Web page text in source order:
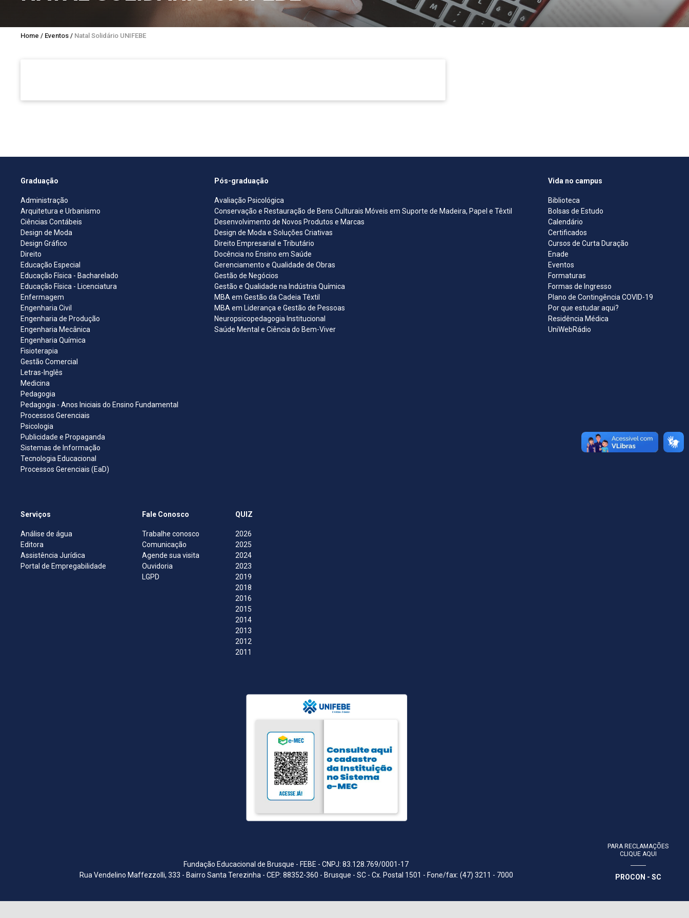
Home / Eventos / Natal Solidário UNIFEBE
Graduação
Administração
Arquitetura e Urbanismo
Ciências Contábeis
Design de Moda
Design Gráfico
Direito
Educação Especial
Educação Física - Bacharelado
Educação Física - Licenciatura
Enfermagem
Engenharia Civil
Engenharia de Produção
Engenharia Mecânica
Engenharia Química
Fisioterapia
Gestão Comercial
Letras-Inglês
Medicina
Pedagogia
Pedagogia - Anos Iniciais do Ensino Fundamental
Processos Gerenciais
Psicologia
Publicidade e Propaganda
Sistemas de Informação
Tecnologia Educacional
Processos Gerenciais (EaD)
Pós-graduação
Avaliação Psicológica
Conservação e Restauração de Bens Culturais Móveis em Suporte de Madeira, Papel e Têxtil
Desenvolvimento de Novos Produtos e Marcas
Design de Moda e Soluções Criativas
Direito Empresarial e Tributário
Docência no Ensino em Saúde
Gerenciamento e Qualidade de Obras
Gestão de Negócios
Gestão e Qualidade na Indústria Química
MBA em Gestão da Cadeia Têxtil
MBA em Liderança e Gestão de Pessoas
Neuropsicopedagogia Institucional
Saúde Mental e Ciência do Bem-Viver
Vida no campus
Biblioteca
Bolsas de Estudo
Calendário
Certificados
Cursos de Curta Duração
Enade
Eventos
Formaturas
Formas de Ingresso
Plano de Contingência COVID-19
Por que estudar aqui?
Residência Médica
UniWebRádio
Serviços
Análise de água
Editora
Assistência Jurídica
Portal de Empregabilidade
Fale Conosco
Trabalhe conosco
Comunicação
Agende sua visita
Ouvidoria
LGPD
QUIZ
2026
2025
2024
2023
2019
2018
2016
2015
2014
2013
2012
2011
Fundação Educacional de Brusque - FEBE - CNPJ: 83.128.769/0001-17
Rua Vendelino Maffezzolli, 333 - Bairro Santa Terezinha - CEP: 88352-360 - Brusque - SC - Cx. Postal 1501 - Fone/fax: (47) 3211 - 7000
PARA RECLAMAÇÕES
CLIQUE AQUI
PROCON - SC